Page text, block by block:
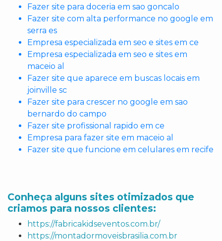
Fazer site para doceria em sao goncalo
Fazer site com alta performance no google em
serra es
Empresa especializada em seo e sites em ce
Empresa especializada em seo e sites em
maceio al
Fazer site que aparece em buscas locais em
joinville sc
Fazer site para crescer no google em sao
bernardo do campo
Fazer site profissional rapido em ce
Empresa para fazer site em maceio al
Fazer site que funcione em celulares em recife
Conheça alguns sites otimizados que
criamos para nossos clientes:
https://fabricakidseventos.com.br/
https://montadormoveisbrasilia.com.br